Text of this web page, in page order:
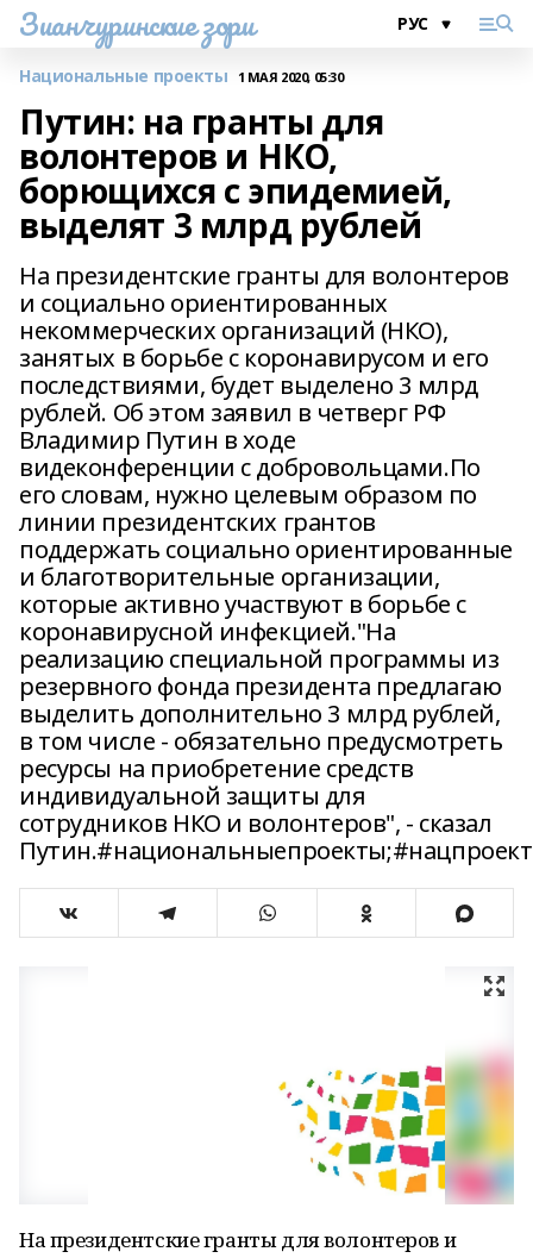
Зианчуринские зори
Национальные проекты 1 МАЯ 2020, 05:30
Путин: на гранты для
волонтеров и НКО,
борющихся с эпидемией,
выделят 3 млрд рублей
На президентские гранты для волонтеров
и социально ориентированных
некоммерческих организаций (НКО),
занятых в борьбе с коронавирусом и его
последствиями, будет выделено 3 млрд
рублей. Об этом заявил в четверг РФ
Владимир Путин в ходе
видеконференции с добровольцами.По
его словам, нужно целевым образом по
линии президентских грантов
поддержать социально ориентированные
и благотворительные организации,
которые активно участвуют в борьбе с
коронавирусной инфекцией."На
реализацию специальной программы из
резервного фонда президента предлагаю
выделить дополнительно 3 млрд рублей,
в том числе - обязательно предусмотреть
ресурсы на приобретение средств
индивидуальной защиты для
сотрудников НКО и волонтеров", - сказал
На президентские гранты для волонтеров и